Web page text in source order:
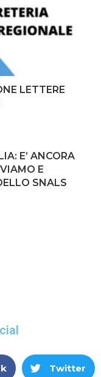
LETTERE
E’ ANCORA
E
SNALS
Twitter